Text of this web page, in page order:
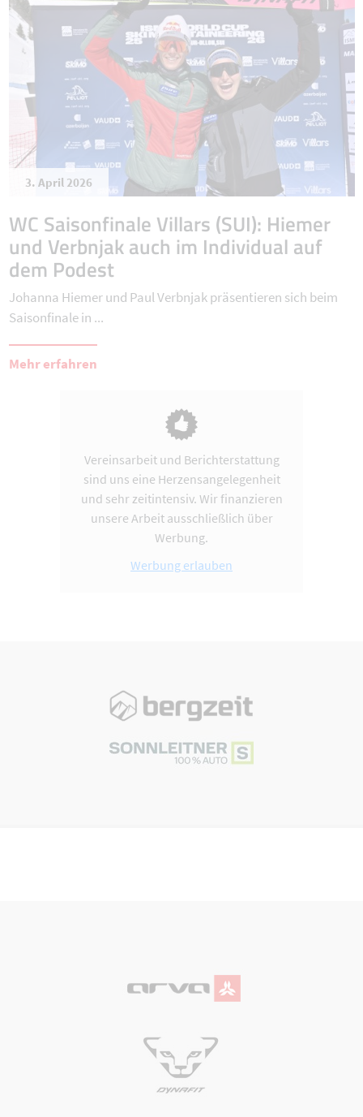
3. April 2026
WC Saisonfinale Villars (SUI): Hiemer
und Verbnjak auch im Individual auf
dem Podest
Johanna Hiemer und Paul Verbnjak präsentieren sich beim
Saisonfinale in ...
Mehr erfahren
Vereinsarbeit und Berichterstattung
sind uns eine Herzensangelegenheit
und sehr zeitintensiv. Wir finanzieren
unsere Arbeit ausschließlich über
Werbung.
Werbung erlauben